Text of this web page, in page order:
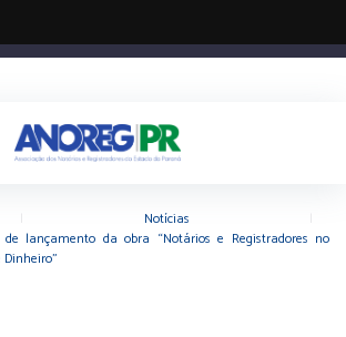
Notícias
lançamento da obra “Notários e Registradores no